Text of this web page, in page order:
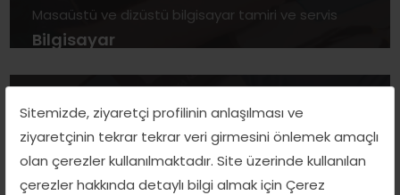
Sitemizde, ziyaretçi profilinin anlaşılması ve
ziyaretçinin tekrar tekrar veri girmesini önlemek amaçlı
olan çerezler kullanılmaktadır. Site üzerinde kullanılan
çerezler hakkında detaylı bilgi almak için Çerez
Masaüstü ve dizüstü bilgisayar tamiri ve servis
Bilgisayar